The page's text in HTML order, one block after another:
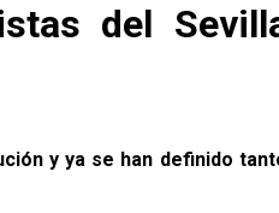
del
y ya se han definido